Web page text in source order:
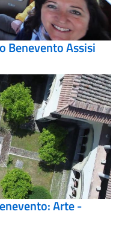
Benevento Assisi
Arte -